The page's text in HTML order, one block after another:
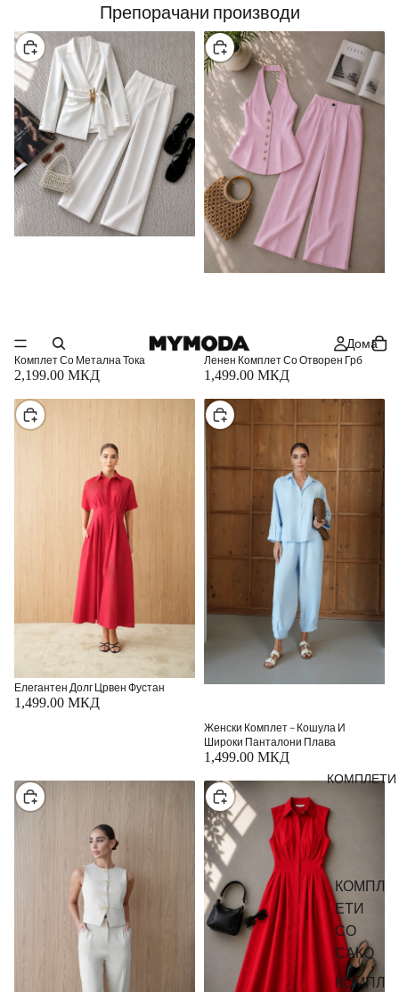
MYMODA
Дома
КОМПЛЕТИ
КОМПЛ
ЕТИ
СО
САКО
КОМПЛ
Препорачани производи
Изберете
Комплет Со Метална Тока
2,199.00 МКД
Изберете
Ленен Комплет Со Отворен Грб
1,499.00 МКД
Изберете
Елегантен Долг Црвен Фустан
1,499.00 МКД
Женски Комплет – Кошула И
Широки Панталони Плава
1,499.00 МКД
Изберете